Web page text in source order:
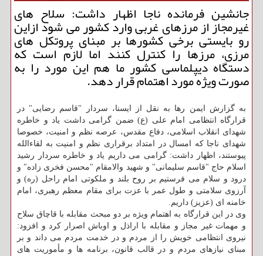
جانشین فرمانده ناجا اظهار داشت: سلاح های
غیرمجاز از مرزهای غربی وارد کشور می شود ازاین
رو بایستی برخی کشورها بر مبنای پروتکل های
مرزی، مرزها را کنترل کنند اما لازم است که
دستگاه دیپلماسی کشور ما هم این مورد را به
صورت ویژه مورد اهتمام قرار دهد.
به گزارش ایمن رها به نقل از ایسنا، سردار "قاسم رضایی" در
قرارگاه انتظامی امام علی (ع) ضمن گرامی داشت یاد و خاطره
شهدای انقلاب اسلامی، دفاع مقدس، عرصه نظم و امنیت، خصوصا
شهدای ناجا که امسال در امتداد برقراری نظم و امنیت به لقاءالله
پیوستند، اظهار داشت: گرامی می داریم یاد و خاطره سردار رشید
اسلام حاج "قاسم سلیمانی" و شهید والامقام "محسن فخری زاده" و
درود و سلام می فرستیم بر روح بلند و ملکوتی امام راحل (ره) و
آرزوی سلامتی و طول عمر با عزت برای مقام معظم رهبری، امام
خامنه ای (عزیز) داریم.
وی در این قرارگاه به اهتمام ویژه بر دو مبحث مقابله با قاچاق سلاح
و مهمات غیر مجاز و مقابله با اراذل و اوباش اصرار کرد و افزود:
نیروی انتظامی خویش را از مردم و در خدمت مردم می داند و بر
مبنای نیازهای مردم و در قالب قانون، برنامه ها و مأموریت های